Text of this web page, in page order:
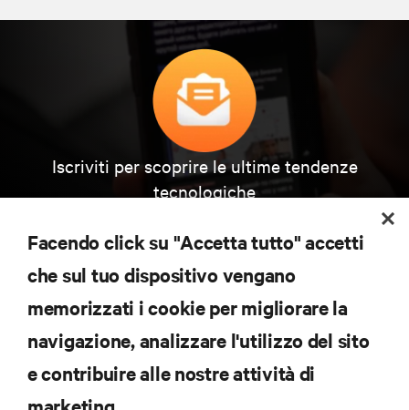
Iscriviti per scoprire le ultime tendenze
tecnologiche
importanti del settore, con le discussioni più recenti
e gli approfondimenti degli esperti sulla gestione di
data center e infrastrutture.
ISCRIVITI SUBITO
RISORSE
Facendo click su "Accetta tutto" accetti
che sul tuo dispositivo vengano
memorizzati i cookie per migliorare la
navigazione, analizzare l'utilizzo del sito
e contribuire alle nostre attività di